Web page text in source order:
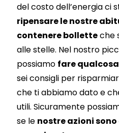
del costo dell’energia ci
ripensare le nostre
contenere bolletteche
alle stelle. Nel nostro
possiamo fare
sei consigli per
che ti abbiamo dato e
utili. Sicuramente
se le nostre azioni